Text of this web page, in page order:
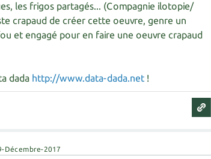
les frigos partagés... (Compagnie ilotopie/
crapaud de créer cette oeuvre, genre un
et engagé pour en faire une oeuvre crapaud
dada http://www.data-dada.net !
Décembre-2017